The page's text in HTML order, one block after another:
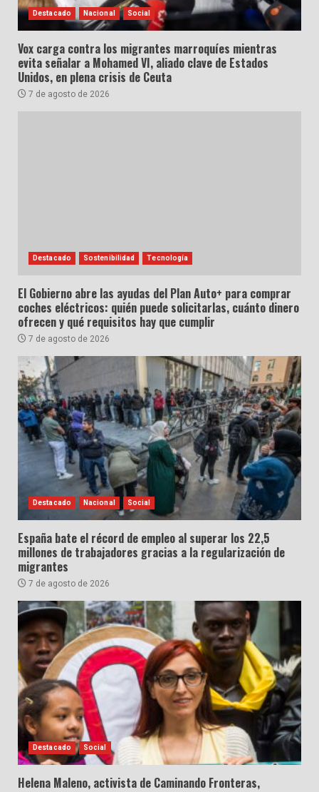
Destacado Nacional Social
Vox carga contra los migrantes marroquíes mientras
evita señalar a Mohamed VI, aliado clave de Estados
Unidos, en plena crisis de Ceuta
7 de agosto de 2026
Destacado Sostenibilidad Tecnología
El Gobierno abre las ayudas del Plan Auto+ para comprar
coches eléctricos: quién puede solicitarlas, cuánto dinero
ofrecen y qué requisitos hay que cumplir
7 de agosto de 2026
Destacado Nacional Social
España bate el récord de empleo al superar los 22,5
millones de trabajadores gracias a la regularización de
migrantes
7 de agosto de 2026
Destacado Social
Helena Maleno, activista de Caminando Fronteras,